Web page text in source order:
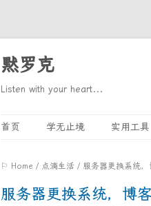
黙罗克
Listen with your heart...
首页 学无止境 实用工具
⚐ Home / 点滴生活 / 服务器更换系统
服务器更换系统，博